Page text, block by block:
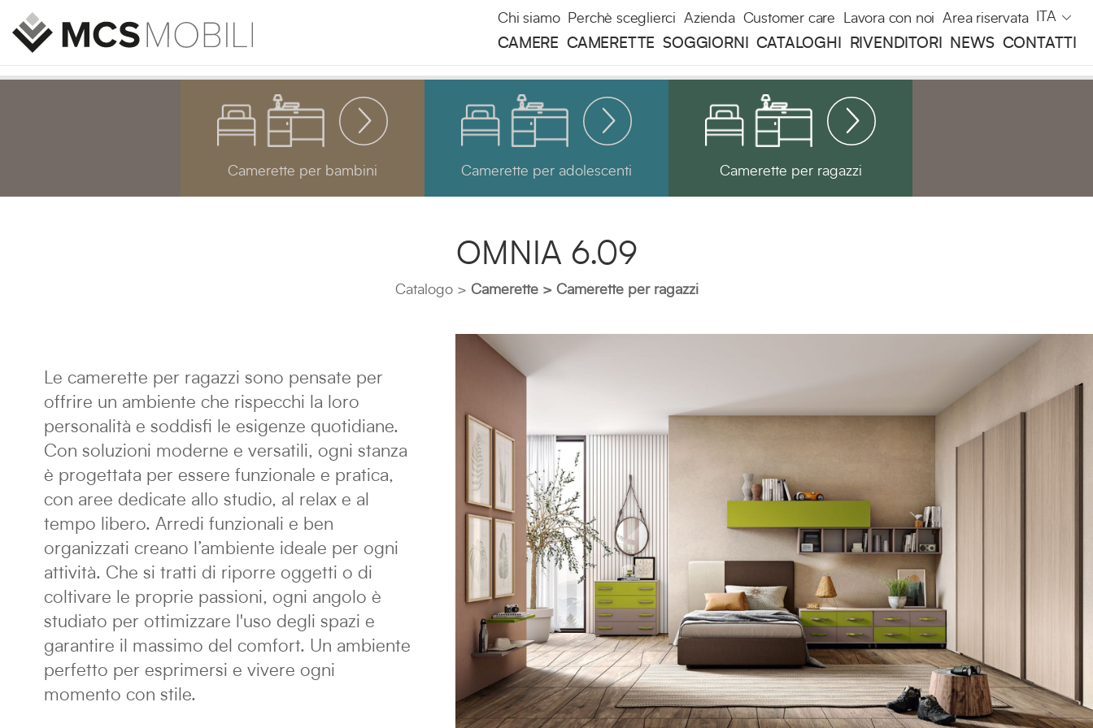
Chi siamo Perchè sceglierci Azienda Customer care Lavora con noi Area riservata ITA
CAMERE CAMERETTE SOGGIORNI CATALOGHI RIVENDITORI NEWS CONTATTI
Camerette per bambini Camerette per adolescenti Camerette per ragazzi
OMNIA 6.09
Catalogo Camerette Camerette per ragazzi
Le camerette per ragazzi sono pensate per
offrire un ambiente che rispecchi la loro
personalità e soddisfi le esigenze quotidiane.
Con soluzioni moderne e versatili, ogni stanza
è progettata per essere funzionale e pratica,
con aree dedicate allo studio, al relax e al
tempo libero. Arredi funzionali e ben
organizzati creano l’ambiente ideale per ogni
attività. Che si tratti di riporre oggetti o di
coltivare le proprie passioni, ogni angolo è
studiato per ottimizzare l'uso degli spazi e
garantire il massimo del comfort. Un ambiente
perfetto per esprimersi e vivere ogni
momento con stile.